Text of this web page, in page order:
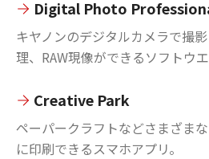
Digital Photo
キヤノンのデジタルカメラで撮
理、RAW現像ができるソフトウエ
Creative Park
ペーパークラフトなどさまざま
に印刷できるスマホアプリ。